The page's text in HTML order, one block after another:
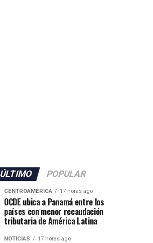
POPULAR
CENTROAMÉRICA 17 horas ago
OCDE ubica a Panamá entre los
países con menor recaudación
tributaria de América Latina
NOTICIAS 17 horas ago